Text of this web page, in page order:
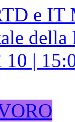
e IT
della
|